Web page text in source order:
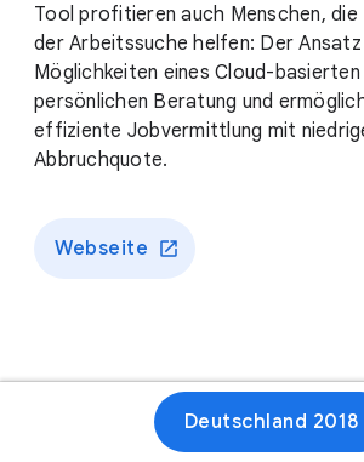
Tool profitieren auch Menschen, die
der Arbeitssuche helfen: Der
Möglichkeiten eines Cloud-
persönlichen Beratung und
effiziente Jobvermittlung mit
Abbruchquote.
Webseite
Deutschland 2018